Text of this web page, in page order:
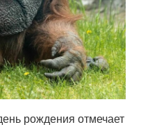
рождения отмечает